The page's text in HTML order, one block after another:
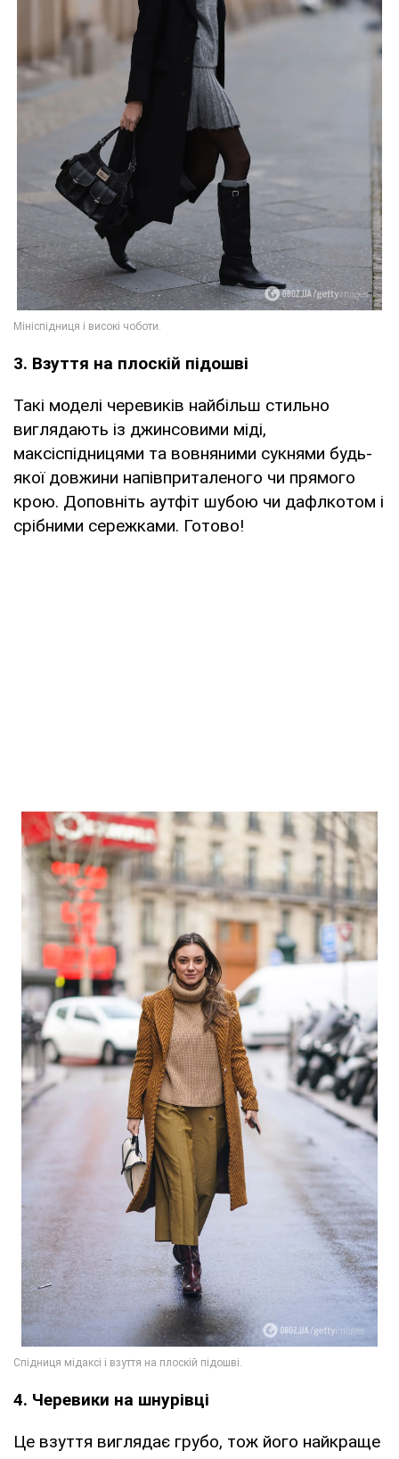
3. Взуття на плоскій підошві
Такі моделі черевиків найбільш стильно
виглядають із джинсовими міді,
максіспідницями та вовняними сукнями будь-
якої довжини напівприталеного чи прямого
крою. Доповніть аутфіт шубою чи дафлкотом і
срібними сережками. Готово!
4. Черевики на шнурівці
Це взуття виглядає грубо, тож його найкраще